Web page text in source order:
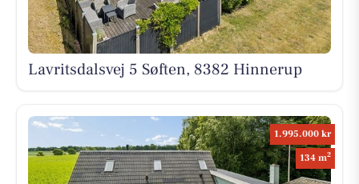
Lavritsdalsvej 5 Søften, 8382 Hinnerup
1.995.000 kr
134 m2